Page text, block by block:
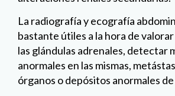
La radiografía y ecografía
bastante útiles a la hora de
las glándulas adrenales, detectar
anormales en las mismas,
órganos o depósitos anormales